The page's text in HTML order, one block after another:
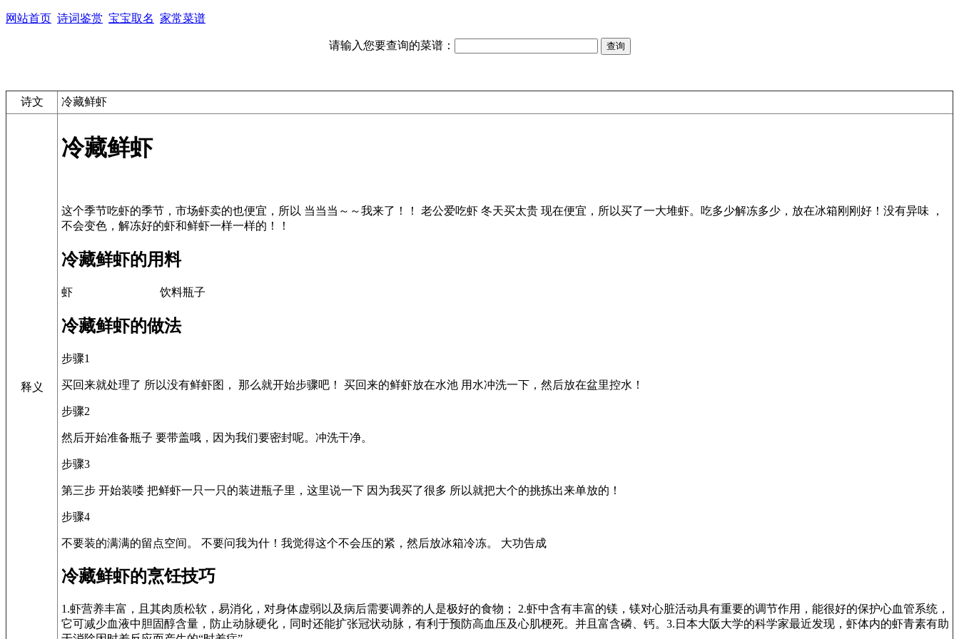
网站首页 诗词鉴赏 宝宝取名 家常菜谱
请输入您要查询的菜谱：
诗文 冷藏鲜虾
释义
冷藏鲜虾
这个季节吃虾的季节，市场虾卖的也便宜，所以 当当当～～我来了！！ 老公爱吃虾 冬天买太贵 现在便宜，所以买了一大堆虾。吃多少解冻多少，放在冰箱刚刚好！没有异味 ，
冷藏鲜虾的用料
虾 饮料瓶子
冷藏鲜虾的做法
步骤1
买回来就处理了 所以没有鲜虾图， 那么就开始步骤吧！ 买回来的鲜虾放在水池 用水冲洗一下，然后放在盆里控水！
步骤2
然后开始准备瓶子 要带盖哦，因为我们要密封呢。冲洗干净。
步骤3
第三步 开始装喽 把鲜虾一只一只的装进瓶子里，这里说一下 因为我买了很多 所以就把大个的挑拣出来单放的！
步骤4
不要装的满满的留点空间。 不要问我为什！我觉得这个不会压的紧，然后放冰箱冷冻。 大功告成
冷藏鲜虾的烹饪技巧
1.虾营养丰富，且其肉质松软，易消化，对身体虚弱以及病后需要调养的人是极好的食物； 2.虾中含有丰富的镁，镁对心脏活动具有重要的调节作用，能很好的保护心血管系统，
它可减少血液中胆固醇含量，防止动脉硬化，同时还能扩张冠状动脉，有利于预防高血压及心肌梗死。并且富含磷、钙。3.日本大阪大学的科学家最近发现，虾体内的虾青素有助